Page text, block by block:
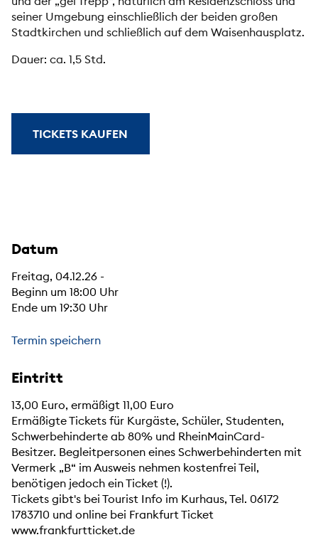
seiner Umgebung einschließlich der beiden großen
Stadtkirchen und schließlich auf dem Waisenhausplatz.
Dauer: ca. 1,5 Std.
TICKETS KAUFEN
Datum
Freitag, 04.12.26 -
Beginn um 18:00 Uhr
Ende um 19:30 Uhr
Termin speichern
Eintritt
13,00 Euro, ermäßigt 11,00 Euro
Ermäßigte Tickets für Kurgäste, Schüler, Studenten,
Schwerbehinderte ab 80% und RheinMainCard-
Besitzer. Begleitpersonen eines Schwerbehinderten mit
Vermerk „B“ im Ausweis nehmen kostenfrei Teil,
benötigen jedoch ein Ticket (!).
Tickets gibt's bei Tourist Info im Kurhaus, Tel. 06172
1783710 und online bei Frankfurt Ticket
www.frankfurtticket.de